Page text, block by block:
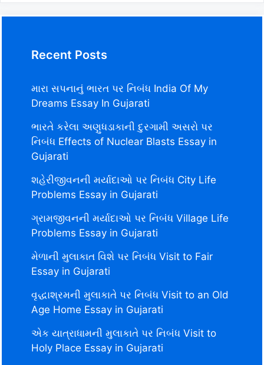
Recent Posts
મારા સપનાનું ભારત પર નિબંધ India Of My
Dreams Essay In Gujarati
ભારતે કરેલા અણુધડાકાની દુરગામી અસરો પર
નિબંધ Effects of Nuclear Blasts Essay in
Gujarati
શહેરીજીવનની મર્યાદાઓ પર નિબંધ City Life
Problems Essay in Gujarati
ગ્રામજીવનની મર્યાદાઓ પર નિબંધ Village Life
Problems Essay in Gujarati
મેળાની મુલાકાત વિશે પર નિબંધ Visit to Fair
Essay in Gujarati
વૃદ્ધાશ્રમની મુલાકાતે પર નિબંધ Visit to an Old
Age Home Essay in Gujarati
એક યાત્રાધામની મુલાકાતે પર નિબંધ Visit to
Holy Place Essay in Gujarati